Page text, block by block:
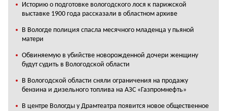
Историю о подготовке вологодского лося к парижской
выставке 1900 года рассказали в областном архиве
В Вологде полиция спасла месячного младенца у пьяной
матери
Обвиняемую в убийстве новорожденной дочери женщину
будут судить в Вологодской области
В Вологодской области сняли ограничения на продажу
бензина и дизельного топлива на АЗС «Газпромнефть»
В центре Вологды у Драмтеатра появится новое общественное